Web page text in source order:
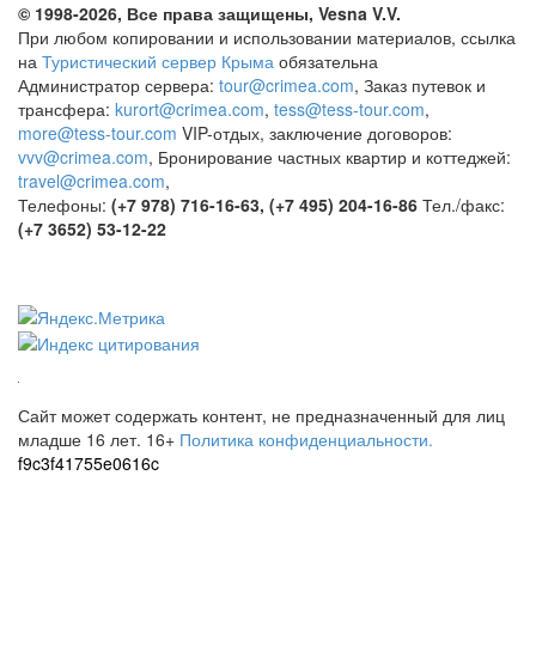
© 1998-2026, Все права защищены, Vesna V.V.
При любом копировании и использовании материалов, ссылка
на Туристический сервер Крыма обязательна
Администратор сервера: tour@crimea.com, Заказ путевок и
трансфера: kurort@crimea.com, tess@tess-tour.com,
more@tess-tour.com VIP-отдых, заключение договоров:
vvv@crimea.com, Бронирование частных квартир и коттеджей:
travel@crimea.com,
Телефоны: (+7 978) 716-16-63, (+7 495) 204-16-86 Тел./факс:
(+7 3652) 53-12-22
Сайт может содержать контент, не предназначенный для лиц
младше 16 лет. 16+ Политика конфиденциальности.
f9c3f41755e0616c